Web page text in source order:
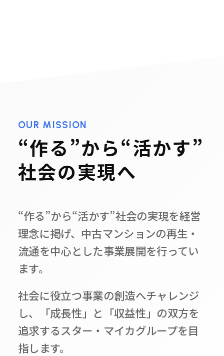
個人のお客様
仲介会社様
マンションの買取査定
広告掲載・販売資料
English
OUR MISSION
“作る”から“活かす”
社会の実現へ
“作る”から“活かす”社会の実現を経営
理念に掲げ、中古マンションの再生・
流通を中心とした事業展開を行ってい
ます。
社会に役立つ事業の創造へチャレンジ
し、「成長性」と「収益性」の双方を
追求するスター・マイカグループを目
指します。